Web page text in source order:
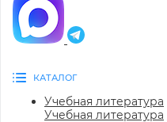
КАТАЛОГ
Учебная литература
Учебная литература